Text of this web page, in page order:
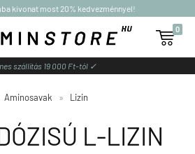
kivonat most 20% kedvezménnyel!

0
szállítás 19 000 Ft-tól ✓
Aminosavak » Lizin
L-LIZIN